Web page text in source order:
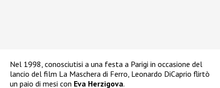
Nel 1998, conosciutisi a una festa a Parigi in occasione del
lancio del film La Maschera di Ferro, Leonardo DiCaprio flirtò
un paio di mesi con Eva Herzigova.